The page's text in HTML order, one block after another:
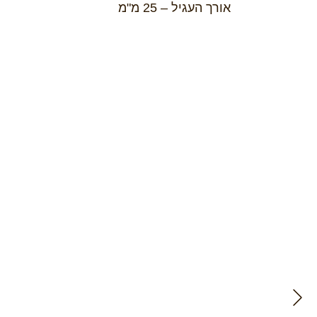
אורך העגיל – 25 מ"מ